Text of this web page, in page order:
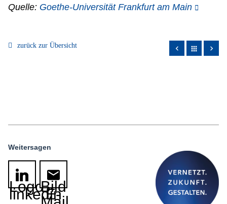
Quelle: Goethe-Universität Frankfurt am Main
zurück zur Übersicht apps
Weitersagen
Logo
linkedin
Bild
E-